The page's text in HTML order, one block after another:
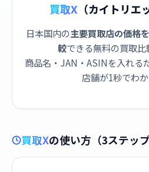
買取X （カイトリエ
日本国内の主要買取店の価格
較できる無料の買取比
商品名・JAN・ASINを入れる
店舗が1秒でわか
買取Xの使い方（3ステップ